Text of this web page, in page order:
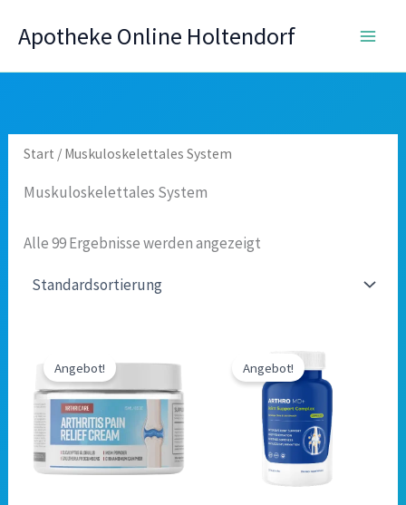
InhaltApotheke Online Holtendorf
Start / Muskuloskelettales System
Muskuloskelettales System
Alle 99 Ergebnisse werden angezeigt
Angebot! Angebot!